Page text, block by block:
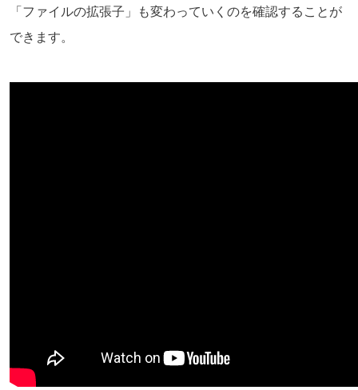
「ファイルの拡張子」も変わっていくのを確認することが
できます。